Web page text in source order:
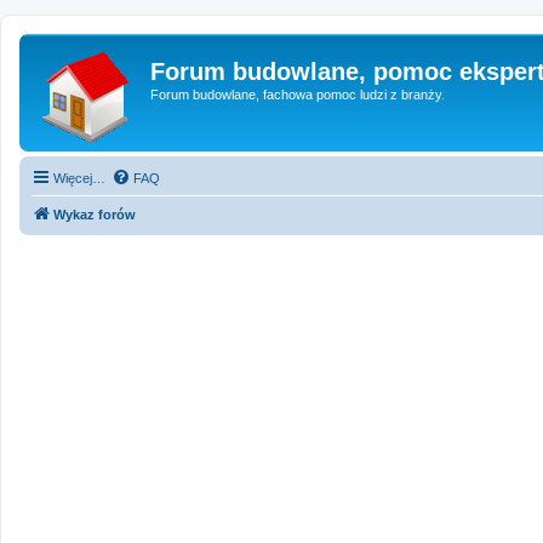
Forum budowlane, pomoc
Forum budowlane, fachowa pomoc ludzi z branży.
Więcej… FAQ
Wykaz forów